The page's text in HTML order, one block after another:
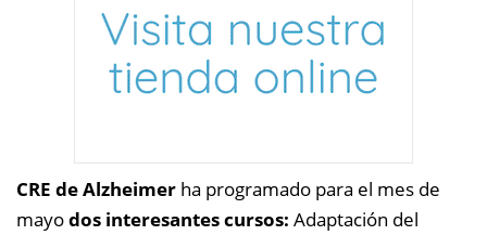
CRE de Alzheimer ha programado para el mes de
mayodos interesantes cursos: Adaptación del